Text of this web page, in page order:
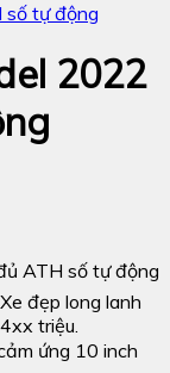
số tự động
2022
ATH số tự động
đẹp long lanh
triệu.
ứng 10 inch